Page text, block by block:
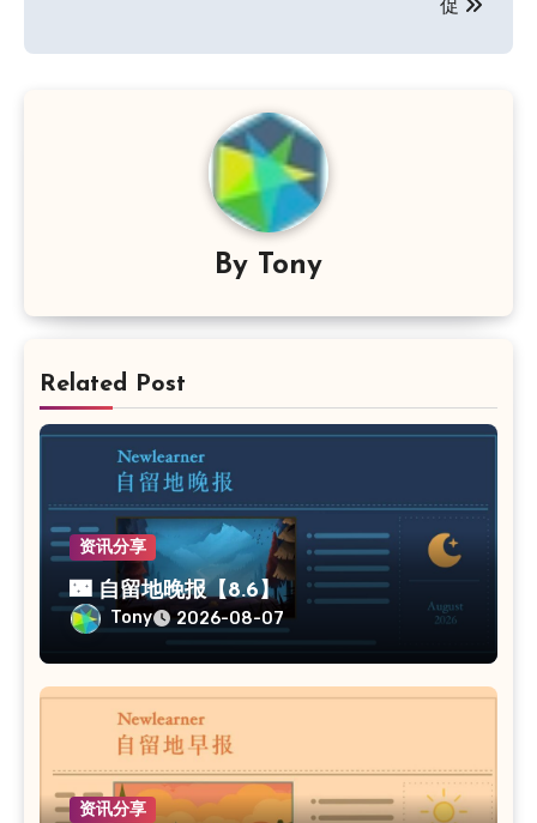
航
促
By Tony
Related Post
资讯分享
🌃 自留地晚报【8.6】
Tony 2026-08-07
资讯分享